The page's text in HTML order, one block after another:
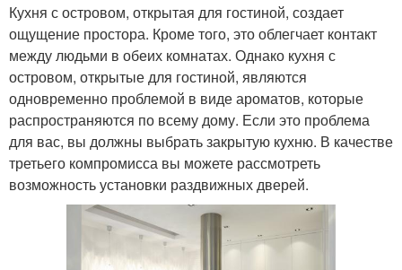
Кухня с островом, открытая для гостиной, создает
ощущение простора. Кроме того, это облегчает контакт
между людьми в обеих комнатах. Однако кухня с
островом, открытые для гостиной, являются
одновременно проблемой в виде ароматов, которые
распространяются по всему дому. Если это проблема
для вас, вы должны выбрать закрытую кухню. В качестве
третьего компромисса вы можете рассмотреть
возможность установки раздвижных дверей.